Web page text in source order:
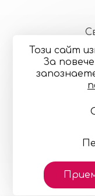
правото на
Онлайн
Изработка на
(v1.50.18)
* 1 EUR =
Този сайт
За